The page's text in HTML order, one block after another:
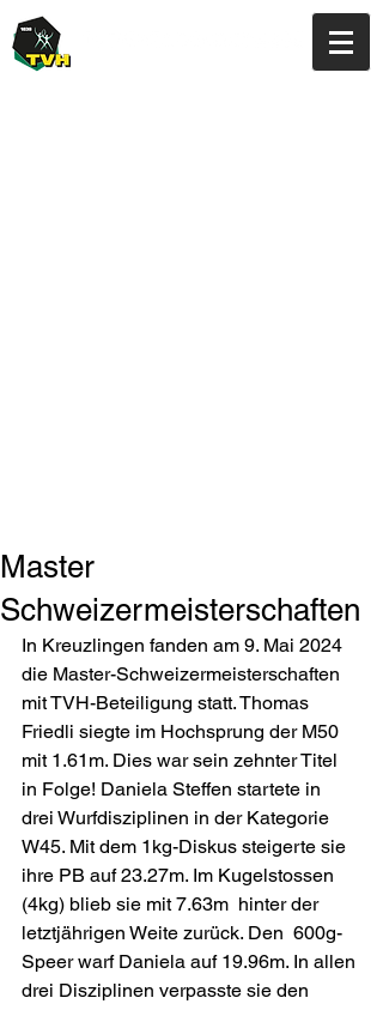
Master
Schweizermeisterschaften
In Kreuzlingen fanden am 9. Mai 2024
die Master-Schweizermeisterschaften
mit TVH-Beteiligung statt. Thomas
Friedli siegte im Hochsprung der M50
mit 1.61m. Dies war sein zehnter Titel
in Folge! Daniela Steffen startete in
drei Wurfdisziplinen in der Kategorie
W45. Mit dem 1kg-Diskus steigerte sie
ihre PB auf 23.27m. Im Kugelstossen
(4kg) blieb sie mit 7.63m  hinter der
letztjährigen Weite zurück. Den  600g-
Speer warf Daniela auf 19.96m. In allen
drei Disziplinen verpasste sie den